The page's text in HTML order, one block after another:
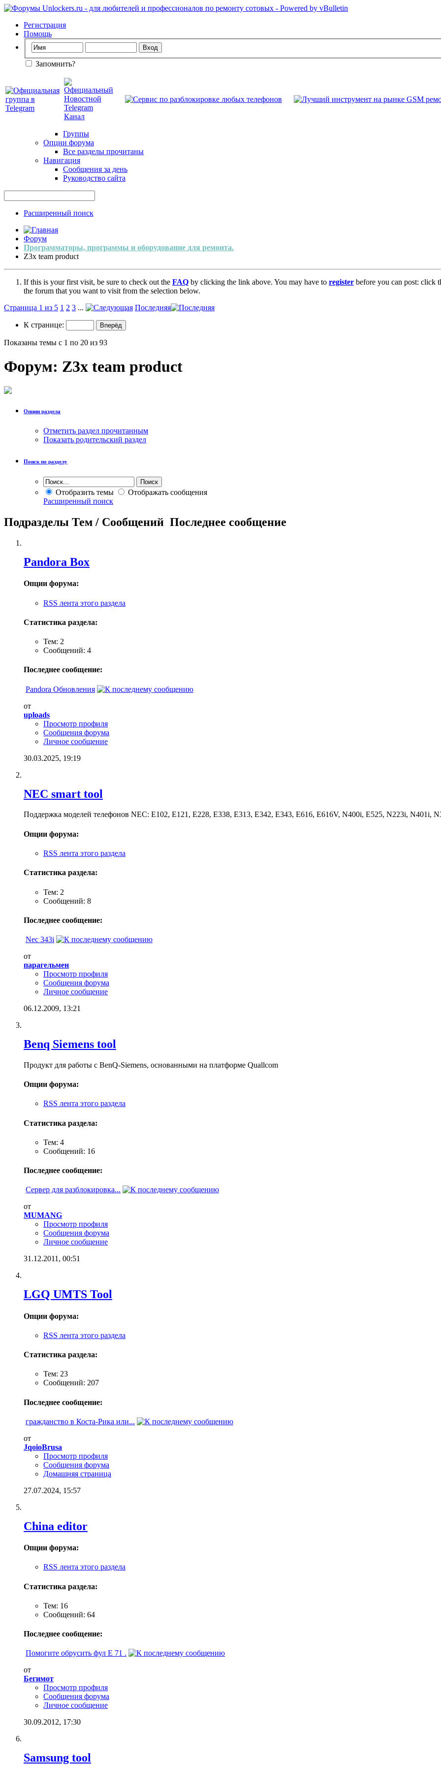
Регистрация
Помощь
Запомнить?
Группы
Опции форума
Все разделы прочитаны
Навигация
Сообщения за день
Руководство сайта
Расширенный поиск
Форум
Программаторы, программы и оборудование для ремонта.
Z3x team product
If this is your first visit, be sure to check out the FAQ by clicking the link above. You may have to register before you can post: click
the forum that you want to visit from the selection below.
Страница 1 из 5 1 2 3 ... Последняя
К странице:
Показаны темы с 1 по 20 из 93
Форум: Z3x team product
Опции раздела
Отметить раздел прочитанным
Показать родительский раздел
Поиск по разделу
Отобразить темы
Отображать сообщения
Расширенный поиск
Подразделы Тем / Сообщений Последнее сообщение
Pandora Box
Опции форума:
RSS лента этого раздела
Статистика раздела:
Тем: 2
Сообщений: 4
Последнее сообщение:
Pandora Обновления
от
uploads
Просмотр профиля
Сообщения форума
Личное сообщение
30.03.2025, 19:19
NEC smart tool
Поддержка моделей телефонов NEC: E102, E121, E228, E338, E313, E342, E343, E616, E616V, N400i, E525, N223i, N401i,
Опции форума:
RSS лента этого раздела
Статистика раздела:
Тем: 2
Сообщений: 8
Последнее сообщение:
Nec 343i
от
парагельмен
Просмотр профиля
Сообщения форума
Личное сообщение
06.12.2009, 13:21
Benq Siemens tool
Продукт для работы с BenQ-Siemens, основанными на платформе Quallcom
Опции форума:
RSS лента этого раздела
Статистика раздела:
Тем: 4
Сообщений: 16
Последнее сообщение:
Сервер для разблокировка...
от
MUMANG
Просмотр профиля
Сообщения форума
Личное сообщение
31.12.2011, 00:51
LGQ UMTS Tool
Опции форума:
RSS лента этого раздела
Статистика раздела:
Тем: 23
Сообщений: 207
Последнее сообщение:
гражданство в Коста-Рика или...
от
JqoioBrusa
Просмотр профиля
Сообщения форума
Домашняя страница
27.07.2024, 15:57
China editor
Опции форума:
RSS лента этого раздела
Статистика раздела:
Тем: 16
Сообщений: 64
Последнее сообщение:
Помогите обрусить фул E 71 .
от
Бегимот
Просмотр профиля
Сообщения форума
Личное сообщение
30.09.2012, 17:30
Samsung tool